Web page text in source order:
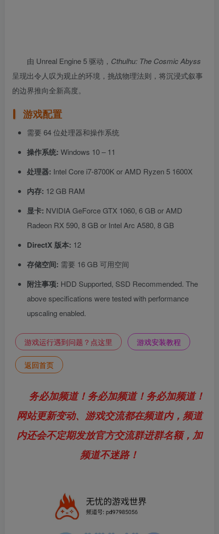
由 Unreal Engine 5 驱动， Cthulhu: The Cosmic Abyss
呈现出令人叹为观止的环境，挑战物理法则，将沉浸式叙事
的边界推向全新高度。
游戏配置
需要 64 位处理器和操作系统
操作系统: Windows 10 – 11
处理器: Intel Core i7-8700K or AMD Ryzen 5 1600X
内存: 12 GB RAM
显卡: NVIDIA GeForce GTX 1060, 6 GB or AMD
Radeon RX 590, 8 GB or Intel Arc A580, 8 GB
DirectX 版本: 12
存储空间: 需要 16 GB 可用空间
附注事项: HDD Supported, SSD Recommended. The
above specifications were tested with performance
upscaling enabled.
游戏运行遇到问题？点这里 游戏安装教程
返回首页
务必加频道！务必加频道！务必加频道！
网站更新变动、游戏交流都在频道内，频道
内还会不定期发放官方交流群进群名额，加
频道不迷路！